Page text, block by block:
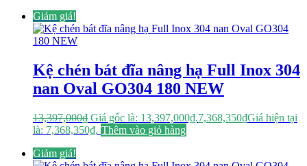
Giảm giá!
Kệ chén bát đĩa nâng hạ Full Inox 304
nan Oval GO304 180 NEW
13,397,000₫ Giá gốc là: 13,397,000₫.7,368,350₫Giá hiện tại
là: 7,368,350₫. Thêm vào giỏ hàng
Giảm giá!